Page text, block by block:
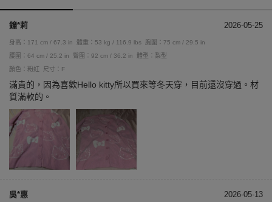
鐘*莉 2026-05-25
身高：171 cm / 67.3 in 體重：53 kg / 116.9 lbs
胸圍：75 cm / 29.5 in
腰圍：64 cm / 25.2 in
臀圍：92 cm / 36.2 in
體型：梨型
顏色：粉紅
尺寸：F
滿貴的，因為喜歡Hello kitty所以買來等冬天穿，目前還沒穿過。材
質滿軟的。
吳*惠 2026-05-13